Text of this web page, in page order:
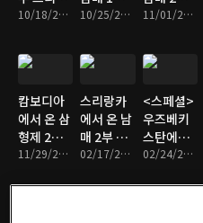
목소리, 3
회
10/18/2016 • 47분
축구왕 얀
10/25/2016 • 48분
잘 해낼 수
11/01/2016 • 45분
캄보디아
에서 온 삼
형제 2부
무대에 서
11/29/2016 • 44분
스리랑카
에서 온 남
매 2부 보
고 싶은 아
02/17/2017 • 45분
<스페셜>
우즈베키
스탄에서
온 자매02/24/2017 • 50분